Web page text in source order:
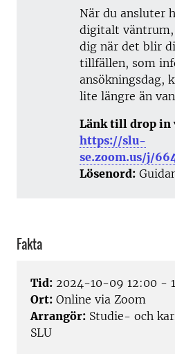
När du ansluter
digitalt väntrum,
dig när det blir
tillfällen, som
ansökningsdag,
lite längre än
Länk till drop in
https://slu-
se.zoom.us/j/
Lösenord:
Fakta
Tid: 2024-10-09 12:00 -
Ort: Online via Zoom
Arrangör: Studie- och
SLU